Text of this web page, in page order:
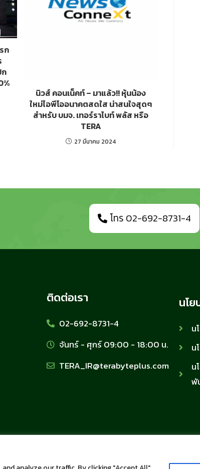
ก
นิวส์ คอนเน็คท์ – มาแล้ว!! หุ้นน้อง
ใหม่ไอพีโออนาคตสดใส น่าสนใจสุดๆ
สำหรับ บมจ. เทอร์ราไบท์ พลัส หรือ
TERA
27 มีนาคม 2024
โทร 02-692-8731-4
ติดต่อเรา
02-692-8731-4
จันทร์ - ศุกร์ 09:00 - 18:00 น.
TERA_IR@terabyteplus.com
นโ
น
น
น
พั